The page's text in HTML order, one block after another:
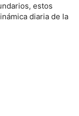
estos
diaria de la